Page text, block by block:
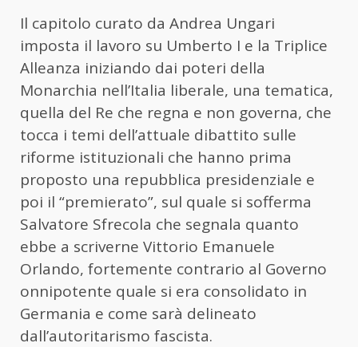
Il capitolo curato da Andrea Ungari
imposta il lavoro su Umberto I e la Triplice
Alleanza iniziando dai poteri della
Monarchia nell’Italia liberale, una tematica,
quella del Re che regna e non governa, che
tocca i temi dell’attuale dibattito sulle
riforme istituzionali che hanno prima
proposto una repubblica presidenziale e
poi il “premierato”, sul quale si sofferma
Salvatore Sfrecola che segnala quanto
ebbe a scriverne Vittorio Emanuele
Orlando, fortemente contrario al Governo
onnipotente quale si era consolidato in
Germania e come sarà delineato
dall’autoritarismo fascista.